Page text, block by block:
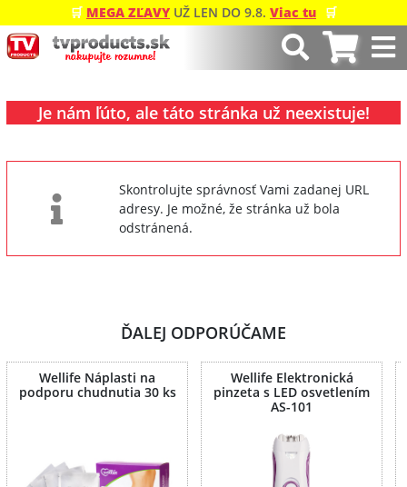
🛒 MEGA ZĽAVY UŽ LEN DO 9.8. Viac tu 🛒
Je nám ľúto, ale táto stránka už neexistuje!
Skontrolujte správnosť Vami zadanej URL
adresy. Je možné, že stránka už bola
odstránená.
ĎALEJ ODPORÚČAME
Wellife Náplasti na
podporu chudnutia 30 ks
Wellife Elektronická
pinzeta s LED osvetlením
AS-101